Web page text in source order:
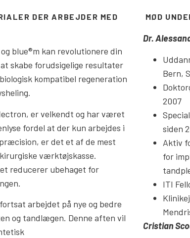
DER ARBEJDER MED
blue®m kan revolutionere din
skabe forudsigelige resultater
kompatibel regeneration
er velkendt og har været
fordel at der kun arbejdes i
er det et af de mest
værktøjskasse.
reducerer ubehaget for
arbejdet på nye og bedre
og tandlægen. Denne aften vil
MØD
Dr.
Bern,
2007
siden
Aktiv
for
ITI
Cristian